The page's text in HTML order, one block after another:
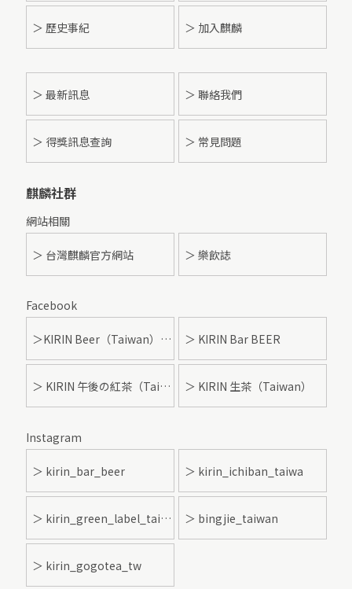
＞ 歷史事紀 ＞ 加入麒麟
＞ 最新訊息 ＞ 聯絡我們
＞ 得獎訊息查詢 ＞ 常見問題
麒麟社群
網站相關
＞ 台灣麒麟官方網站 ＞ 樂飲誌
Facebook
＞KIRIN Beer（Taiwan）- 麒麟啤酒 ＞ KIRIN Bar BEER
＞ KIRIN 午後の紅茶（Taiwan） ＞ KIRIN 生茶（Taiwan）
Instagram
＞ kirin_bar_beer ＞ kirin_ichiban_taiwa
＞ kirin_green_label_taiwan ＞ bingjie_taiwan
＞ kirin_gogotea_tw